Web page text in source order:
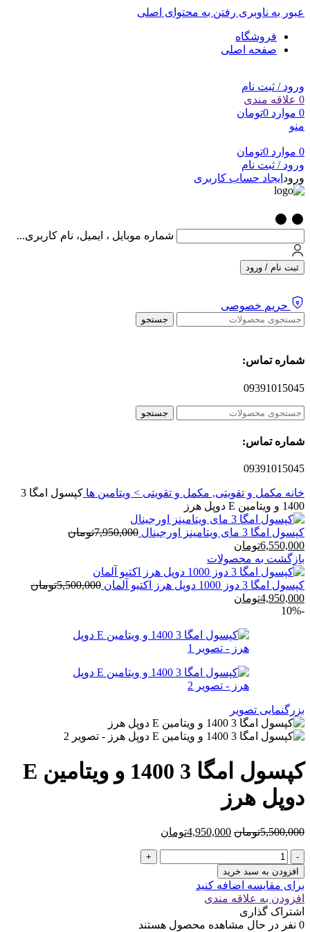
عبور به ناوبری رفتن به محتوای اصلی
فروشگاه
صفحه اصلی
ورود / ثبت نام
0 علاقه مندی
0 موارد 0تومان
منو
0 موارد 0تومان
ورود / ثبت نام
ورود ایجاد حساب کاربری
شماره موبایل ، ایمیل، نام کاربری...
ثبت نام / ورود
حریم خصوصی
جستجو
شماره تماس:
09391015045
جستجو
شماره تماس:
09391015045
خانه مکمل و تقویتی, مکمل و تقویتی > ویتامین ها
کپسول امگا 3
1400 و ویتامین E دوپل هرز
کپسول امگا 3 مای ویتامینز اورجینال 7,950,000تومان
قیمت
اصلی
7,950,000تومان
بود.
6,550,000تومان
فعلی
6,550,000تومان
است.
بازگشت به محصولات
کپسول امگا 3 دوز 1000 دوپل هرز اکتیو آلمان 5,500,000تومان
قیمت
اصلی
4,950,000تومان
است.
-10%
بزرگنمایی تصویر
کپسول امگا 3 1400 و ویتامین E
دوپل هرز
5,500,000تومان قیمت
بود.
4,950,000تومان
کپسول
امگا
3
1400
و
ویتامین
افزودن به سبد خرید
برای مقایسه اضافه کنید
افزودن به علاقه مندی
اشتراک گذاری
0 نفر در حال مشاهده محصول هستند